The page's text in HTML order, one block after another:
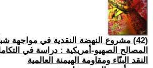
(42) مشروع النهضة النقدية في مواجهة
المصالح الصهيو-أمريكية : دراسة في
النقد البنّاء ومقاومة الهيمنة العالمية